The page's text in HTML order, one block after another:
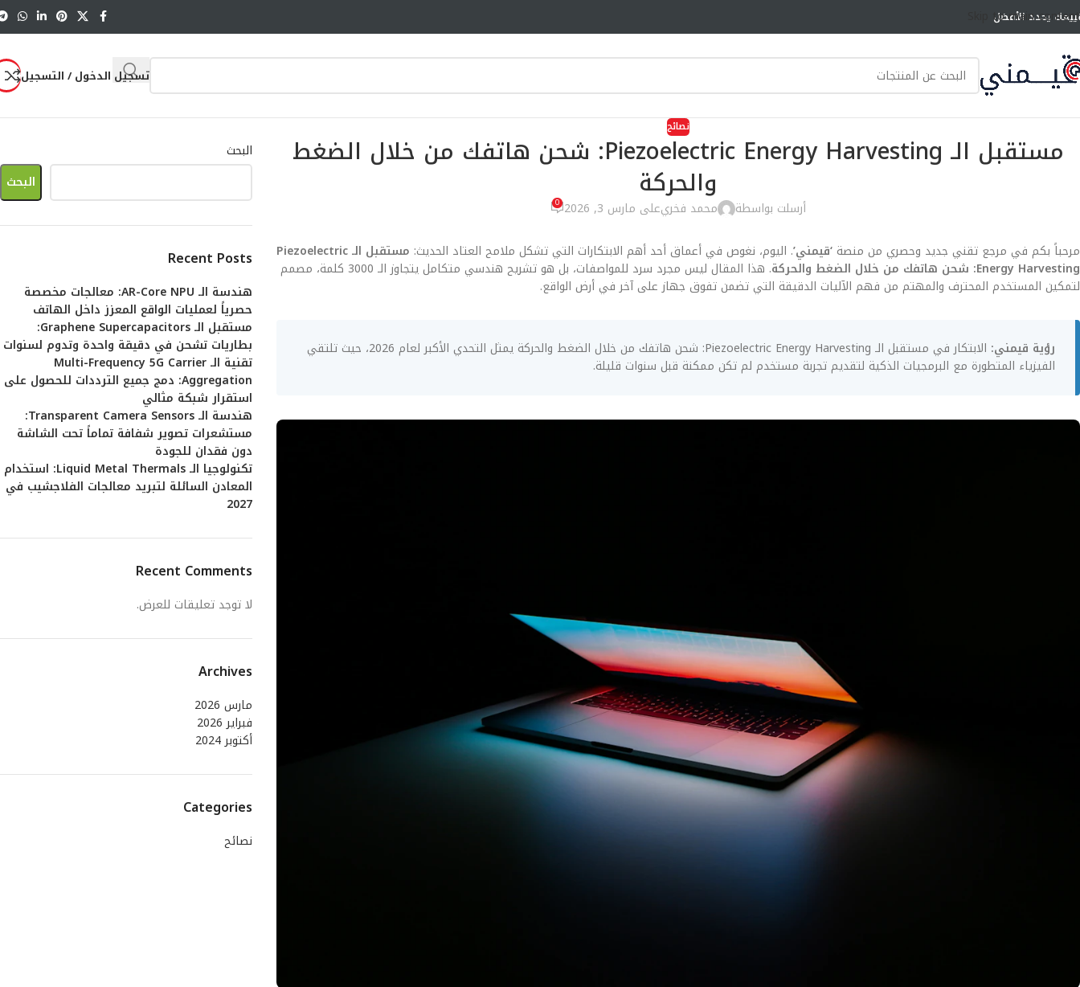
Skip to main content
يحدد الأفضل
تسجيل الدخول / التسجيل
نصائح
مستقبل الـ Piezoelectric Energy Harvesting: شحن هاتفك من خلال الضغط
والحركة
أرسلت بواسطة محمد فخريعلى مارس 3, 2026 0
مرحباً بكم في مرجع تقني جديد وحصري من منصة ‘قيمني’. اليوم، نغوص في أعماق أحد أهم الابتكارات التي تشكل ملامح العتاد الحديث:
مستقبل الـ Piezoelectric
Energy Harvesting: شحن هاتفك من خلال الضغط والحركة
. هذا المقال ليس مجرد سرد للمواصفات، بل هو تشريح هندسي متكامل يتجاوز الـ 3000 كلمة، مصمم
لتمكين المستخدم المحترف والمهتم من فهم الآليات الدقيقة التي تضمن تفوق جهاز على آخر في أرض الواقع.
رؤية قيمني:
الابتكار في مستقبل الـ Piezoelectric Energy Harvesting: شحن هاتفك من خلال الضغط والحركة يمثل التحدي الأكبر لعام 2026، حيث تلتقي
الفيزياء المتطورة مع البرمجيات الذكية لتقديم تجربة مستخدم لم تكن ممكنة قبل سنوات قليلة.
البحث
البحث
Recent Posts
هندسة الـ AR-Core NPU: معالجات مخصصة
حصرياً لعمليات الواقع المعزز داخل الهاتف
مستقبل الـ Graphene Supercapacitors:
بطاريات تشحن في دقيقة واحدة وتدوم لسنوات
تقنية الـ Multi-Frequency 5G Carrier
Aggregation: دمج جميع الترددات للحصول على
استقرار شبكة مثالي
هندسة الـ Transparent Camera Sensors:
مستشعرات تصوير شفافة تماماً تحت الشاشة
دون فقدان للجودة
تكنولوجيا الـ Liquid Metal Thermals: استخدام
المعادن السائلة لتبريد معالجات الفلاجشيب في
2027
Recent Comments
لا توجد تعليقات للعرض.
Archives
مارس 2026
فبراير 2026
أكتوبر 2024
Categories
نصائح